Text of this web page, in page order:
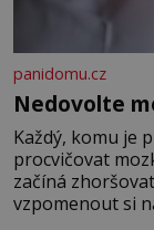
panidomu.cz
Nedovolte
Každý, komu je
procvičovat
začíná
vzpomenout si